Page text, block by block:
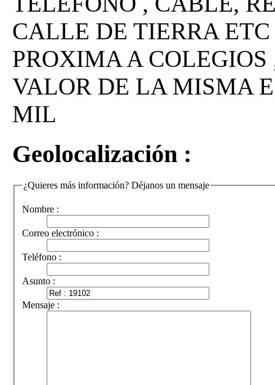
CALLE DE TIERRA
PROXIMA A
VALOR DE LA MISMA
MIL
Geolocalización :
¿Quieres más información? Déjanos un mensaje
Nombre :
Correo electrónico :
Teléfono :
Asunto :
Mensaje :